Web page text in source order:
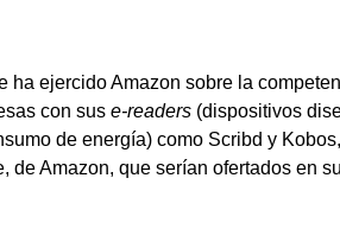
ha ejercido Amazon sobre la
con sus e-readers (dispositivos
de energía) como Scribd y
de Amazon, que serían ofertados en